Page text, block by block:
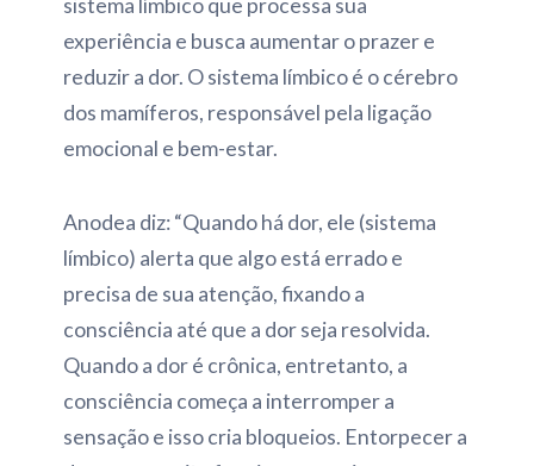
sistema límbico que processa sua
experiência e busca aumentar o prazer e
reduzir a dor. O sistema límbico é o cérebro
dos mamíferos, responsável pela ligação
emocional e bem-estar.
Anodea diz: “Quando há dor, ele (sistema
límbico) alerta que algo está errado e
precisa de sua atenção, fixando a
consciência até que a dor seja resolvida.
Quando a dor é crônica, entretanto, a
consciência começa a interromper a
sensação e isso cria bloqueios. Entorpecer a